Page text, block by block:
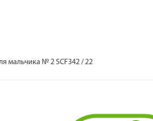
мальчика № 2 SCF342 / 22